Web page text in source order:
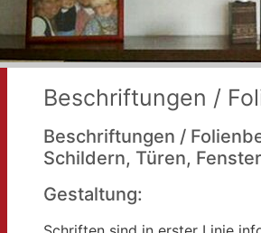
Beschriftungen /
Beschriftungen /
Schildern, Türen,
Gestaltung: